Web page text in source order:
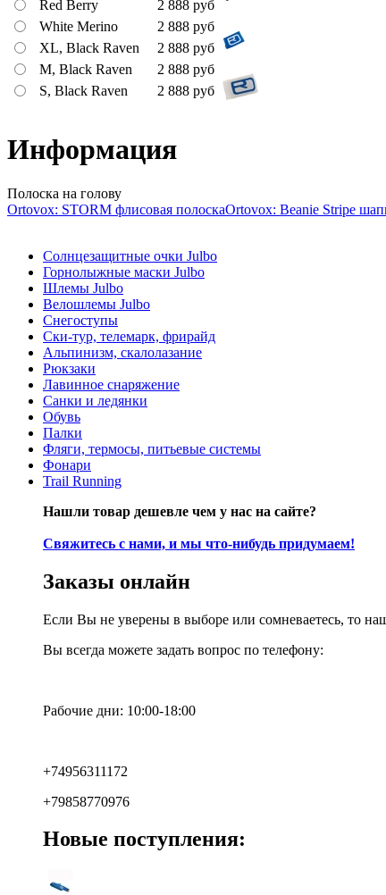
Red Berry 2 888 руб
White Merino
2 888 руб
XL, Black Raven
2 888 руб
M, Black Raven
2 888 руб
S, Black Raven
2 888 руб
Информация
Полоска на голову
Ortovox: STORM флисовая полоскаOrtovox: Beanie Stripe
Солнцезащитные очки Julbo
Горнолыжные маски Julbo
Шлемы Julbo
Велошлемы Julbo
Снегоступы
Ски-тур, телемарк, фрирайд
Альпинизм, скалолазание
Рюкзаки
Лавинное снаряжение
Санки и ледянки
Обувь
Палки
Фляги, термосы, питьевые системы
Фонари
Trail Running
Нашли товар дешевле чем у нас на сайте?
Свяжитесь с нами, и мы что-нибудь придумаем!
Заказы онлайн
Если Вы не уверены в выборе или сомневаетесь, то
Вы всегда можете задать вопрос по телефону:
Рабочие дни: 10:00-18:00
+74956311172
+79858770976
Новые поступления: